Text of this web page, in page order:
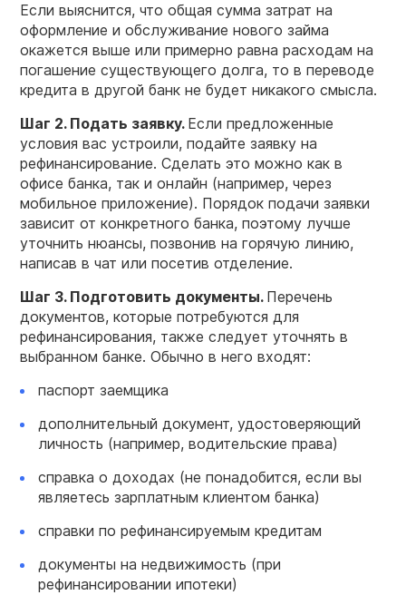
Если выяснится, что общая сумма затрат на
оформление и обслуживание нового займа
окажется выше или примерно равна расходам на
погашение существующего долга, то в переводе
кредита в другой банк не будет никакого смысла.
Шаг 2. Подать заявку. Если предложенные
условия вас устроили, подайте заявку на
рефинансирование. Сделать это можно как в
офисе банка, так и онлайн (например, через
мобильное приложение). Порядок подачи заявки
зависит от конкретного банка, поэтому лучше
уточнить нюансы, позвонив на горячую линию,
написав в чат или посетив отделение.
Шаг 3. Подготовить документы. Перечень
документов, которые потребуются для
рефинансирования, также следует уточнять в
выбранном банке. Обычно в него входят:
паспорт заемщика
дополнительный документ, удостоверяющий
личность (например, водительские права)
справка о доходах (не понадобится, если вы
являетесь зарплатным клиентом банка)
справки по рефинансируемым кредитам
документы на недвижимость (при
рефинансировании ипотеки)